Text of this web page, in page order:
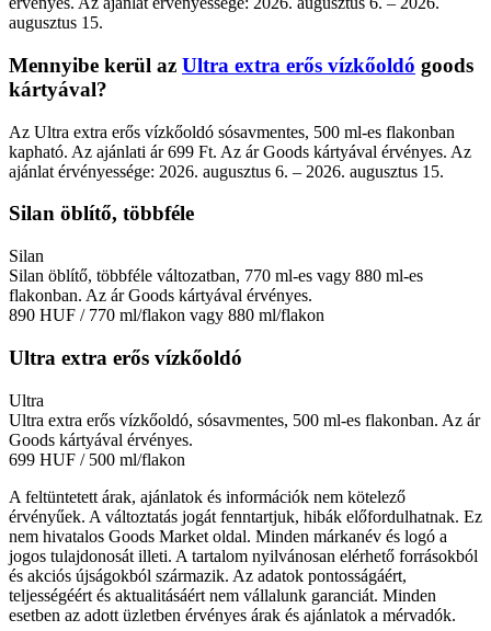
augusztus 15.
Mennyibe kerül az Ultra extra erős vízkőoldó goods
kártyával?
Az Ultra extra erős vízkőoldó sósavmentes, 500 ml-es flakonban
kapható. Az ajánlati ár 699 Ft. Az ár Goods kártyával érvényes. Az
ajánlat érvényessége: 2026. augusztus 6. – 2026. augusztus 15.
Silan öblítő, többféle
Silan
Silan öblítő, többféle változatban, 770 ml-es vagy 880 ml-es
flakonban. Az ár Goods kártyával érvényes.
890 HUF / 770 ml/flakon vagy 880 ml/flakon
Ultra extra erős vízkőoldó
Ultra
Ultra extra erős vízkőoldó, sósavmentes, 500 ml-es flakonban. Az ár
Goods kártyával érvényes.
699 HUF / 500 ml/flakon
A feltüntetett árak, ajánlatok és információk nem kötelező
érvényűek. A változtatás jogát fenntartjuk, hibák előfordulhatnak. Ez
nem hivatalos Goods Market oldal. Minden márkanév és logó a
jogos tulajdonosát illeti. A tartalom nyilvánosan elérhető forrásokból
és akciós újságokból származik. Az adatok pontosságáért,
teljességéért és aktualitásáért nem vállalunk garanciát. Minden
esetben az adott üzletben érvényes árak és ajánlatok a mérvadók.